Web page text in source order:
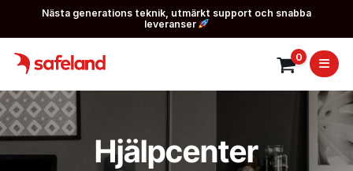
Nästa generations teknik, utmärkt support och snabba
leveranser
0
Hjälpcenter